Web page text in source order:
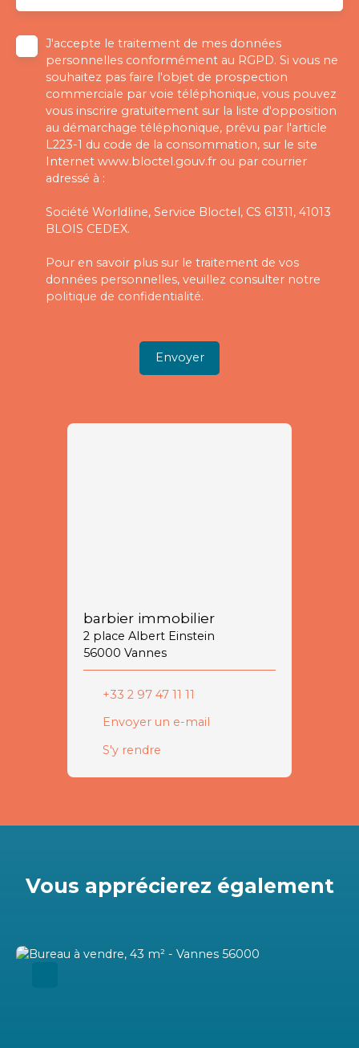
J'accepte le traitement de mes données
personnelles conformément au RGPD. Si vous ne
souhaitez pas faire l'objet de prospection
commerciale par voie téléphonique, vous pouvez
vous inscrire gratuitement sur la liste d'opposition
au démarchage téléphonique, prévu par l'article
L223-1 du code de la consommation, sur le site
Internet www.bloctel.gouv.fr ou par courrier
adressé à :
Société Worldline, Service Bloctel, CS 61311, 41013
BLOIS CEDEX.
Pour en savoir plus sur le traitement de vos
données personnelles, veuillez consulter notre
politique de confidentialité.
Envoyer
barbier immobilier
2 place Albert Einstein
56000 Vannes
+33 2 97 47 11 11
Envoyer un e-mail
S'y rendre
Vous apprécierez également